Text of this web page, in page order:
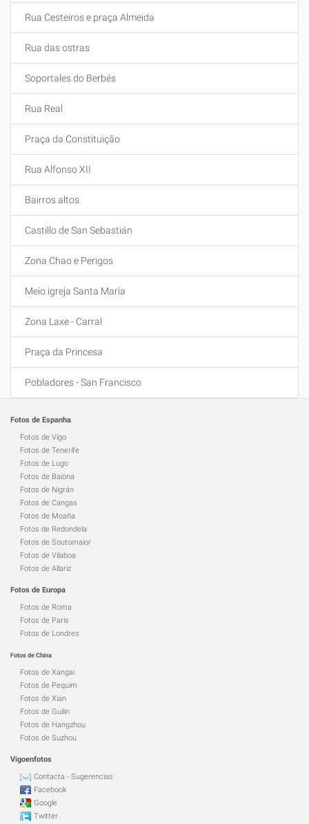
Rua Cesteiros e praça Almeida
Rua das ostras
Soportales do Berbés
Rua Real
Praça da Constituição
Rua Alfonso XII
Bairros altos
Castillo de San Sebastián
Zona Chao e Perigos
Meio igreja Santa María
Zona Laxe - Carral
Praça da Princesa
Pobladores - San Francisco
Fotos de Espanha
Fotos de Vigo
Fotos de Tenerife
Fotos de Lugo
Fotos de Baiona
Fotos de Nigrán
Fotos de Cangas
Fotos de Moaña
Fotos de Redondela
Fotos de Soutomaior
Fotos de Vilaboa
Fotos de Allariz
Fotos de Europa
Fotos de Roma
Fotos de París
Fotos de Londres
Fotos de China
Fotos de Xangai
Fotos de Pequim
Fotos de Xian
Fotos de Guilin
Fotos de Hangzhou
Fotos de Suzhou
Vigoenfotos
Contacta - Sugerencias
Facebook
Google
Twitter